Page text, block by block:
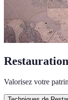
Valorisez votre